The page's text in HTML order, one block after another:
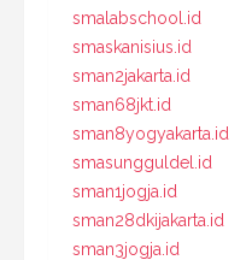
smalabschool.id
smaskanisius.id
sman2jakarta.id
sman68jkt.id
sman8yogyakarta.id
smasungguldel.id
sman1jogja.id
sman28dkijakarta.id
sman3jogja.id